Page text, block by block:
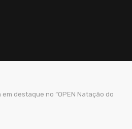
destaque no “OPEN Natação do